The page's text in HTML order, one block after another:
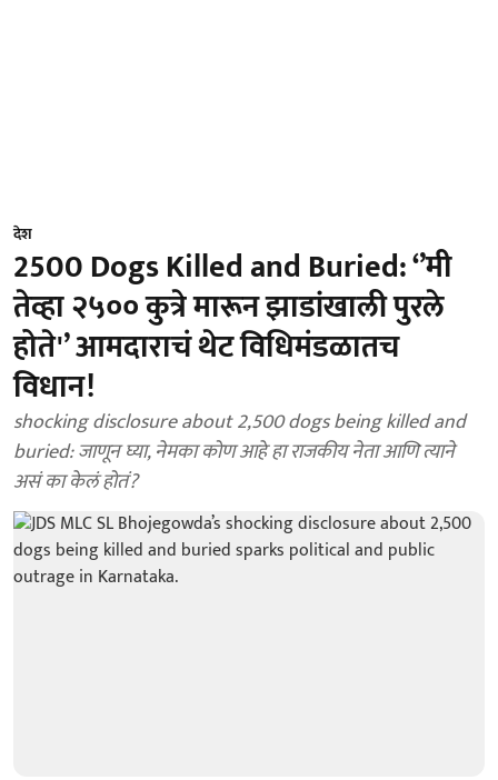
देश
2500 Dogs Killed and Buried: ‘’मी
तेव्हा २५०० कुत्रे मारून झाडांखाली पुरले
होते'’ आमदाराचं थेट विधिमंडळातच
विधान!
shocking disclosure about 2,500 dogs being killed and
buried: जाणून घ्या, नेमका कोण आहे हा राजकीय नेता आणि त्याने
असं का केलं होतं?